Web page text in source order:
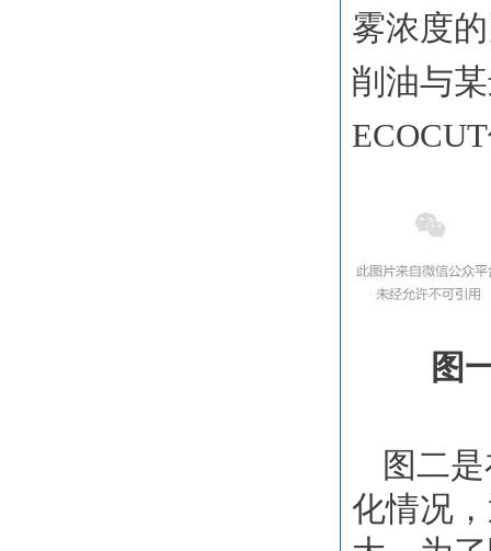
雾浓度
削油与
ECOCUT
图
图二
化情况